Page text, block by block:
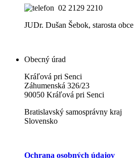
02 2129 2210
JUDr. Dušan Šebok, starosta obce
Obecný úrad
Kráľová pri Senci
Záhumenská 326/23
90050 Kráľová pri Senci
Bratislavský samosprávny kraj
Slovensko
Ochrana osobných údajov